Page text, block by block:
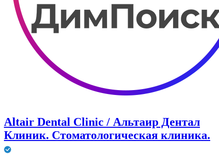
Altair Dental Clinic / Альтаир Дентал
Клиник. Стоматологическая клиника.